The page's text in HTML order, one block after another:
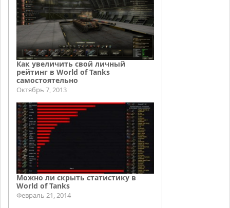
Как увеличить свой личный
рейтинг в World of Tanks
самостоятельно
Октябрь 7, 2013
Можно ли скрыть статистику в
World of Tanks
Февраль 21, 2014